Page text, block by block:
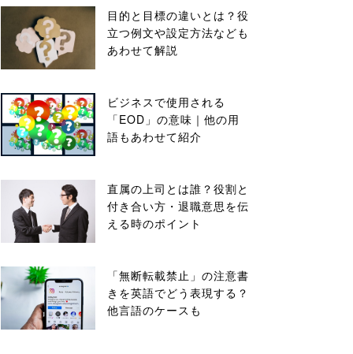
目的と目標の違いとは？役
立つ例文や設定方法なども
あわせて解説
ビジネスで使用される
「EOD」の意味｜他の用
語もあわせて紹介
直属の上司とは誰？役割と
付き合い方・退職意思を伝
える時のポイント
「無断転載禁止」の注意書
きを英語でどう表現する？
他言語のケースも